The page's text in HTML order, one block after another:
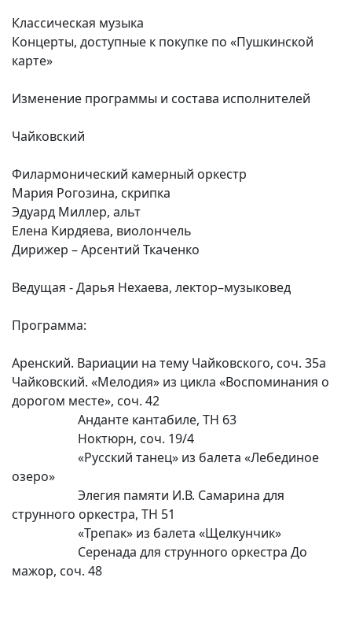
Классическая музыка
Концерты, доступные к покупке по «Пушкинской
карте»
Изменение программы и состава исполнителей
Чайковский
Филармонический камерный оркестр
Мария Рогозина, скрипка
Эдуард Миллер, альт
Елена Кирдяева, виолончель
Дирижер – Арсентий Ткаченко
Ведущая - Дарья Нехаева, лектор–музыковед
Программа:
Аренский. Вариации на тему Чайковского, соч. 35а
Чайковский. «Мелодия» из цикла «Воспоминания о
дорогом месте», соч. 42
Анданте кантабиле, TH 63
Ноктюрн, соч. 19/4
«Русский танец» из балета «Лебединое
озеро»
Элегия памяти И.В. Самарина для
струнного оркестра, TH 51
«Трепак» из балета «Щелкунчик»
Серенада для струнного оркестра До
мажор, соч. 48